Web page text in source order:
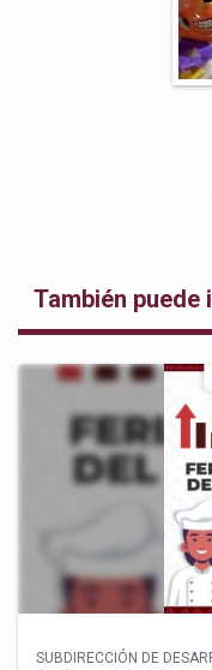
También puede
SUBDIRECCIÓN DE